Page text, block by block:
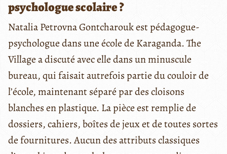
psychologue scolaire ?
Natalia Petrovna Gontcharouk est pédagogue-
psychologue dans une école de Karaganda. The
Village a discuté avec elle dans un minuscule
bureau, qui faisait autrefois partie du couloir de
l’école, maintenant séparé par des cloisons
blanches en plastique. La pièce est remplie de
dossiers, cahiers, boîtes de jeux et de toutes sortes
de fournitures. Aucun des attributs classiques